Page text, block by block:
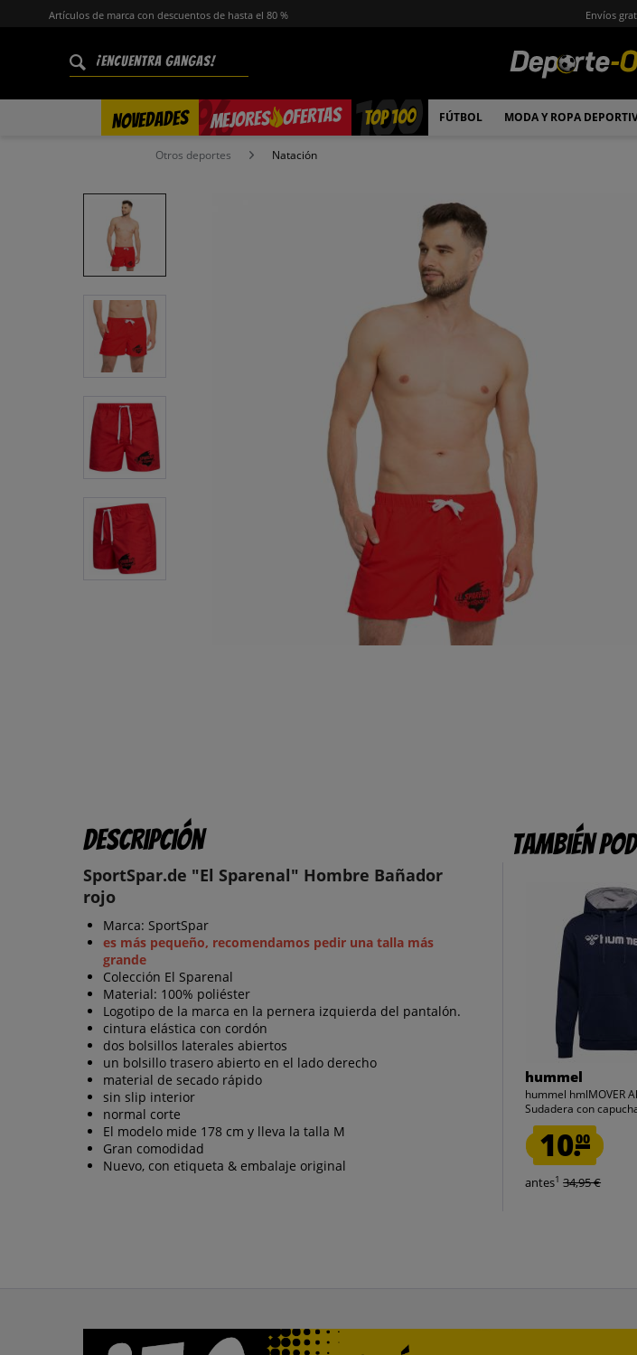
Artículos de marca con descuentos de hasta el 80 % Envíos
NOVEDADES MEJORES OFERTAS
% TOP 100 FÚTBOL MODA Y ROPA
Otros deportes Natación
Descripción
SportSpar.de "El Sparenal" Hombre Bañador
rojo
Marca: SportSpar
es más pequeño, recomendamos pedir una talla más
grande
Colección El Sparenal
Material: 100% poliéster
Logotipo de la marca en la pernera izquierda del pantalón.
cintura elástica con cordón
dos bolsillos laterales abiertos
un bolsillo trasero abierto en el lado derecho
material de secado rápido
sin slip interior
normal corte
El modelo mide 178 cm y lleva la talla M
Gran comodidad
Nuevo, con etiqueta & embalaje original
También
hummel
hummel hmlMOVER
Sudadera con
10.00
antes1 34,95 €